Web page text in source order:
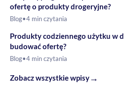
ofertę o produkty drogeryjne?
Blog•4 min czytania
Produkty codziennego użytku w
budować ofertę?
Blog•4 min czytania
Zobacz wszystkie wpisy→